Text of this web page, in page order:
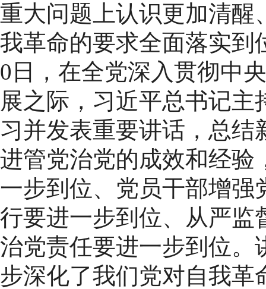
重大问题上认识更加清醒
我革命的要求全面落实到
0日，在全党深入贯彻中
展之际，习近平总书记
习并发表重要讲话，总
进管党治党的成效和经验
一步到位、党员干部增强
行要进一步到位、从严监
治党责任要进一步到位。
步深化了我们党对自我革